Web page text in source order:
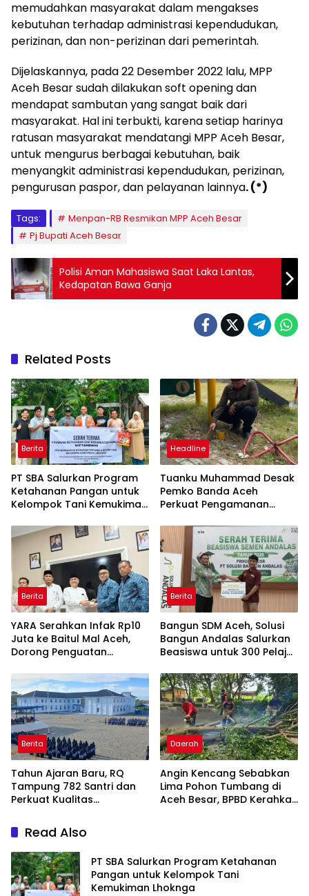
memudahkan masyarakat dalam mengakses
kebutuhan terhadap administrasi kependudukan,
perizinan, dan non-perizinan dari pemerintah.
Dijelaskannya, pada 22 Desember 2022 lalu, MPP
Aceh Besar sudah dilakukan soft opening dan
mendapat sambutan yang sangat baik dari
masyarakat. Hal ini terbukti, karena setiap harinya
ratusan masyarakat mendatangi MPP Aceh Besar,
untuk mengurus berbagai kebutuhan, baik
menyangkit administrasi kependudukan, perizinan,
pengurusan paspor, dan pelayanan lainnya. (*)
Tags:
Menpan-RB Resmikan MPP Aceh Besar
Pj Bupati Aceh Besar
Polisi Aman Mahasiswa Saat Laka Lantas,
Kedapatan Bawa Ganja
Related Posts
Berita
PT SBA Salurkan Program
Ketahanan Pangan untuk
Kelompok Tani Kemukiman
Headline
Tuanku Muhammad Desak
Pemko Banda Aceh
Perkuat Pengamanan
Berita
YARA Serahkan Infak Rp10
Juta ke Baitul Mal Aceh,
Dorong Penguatan
Amanah
Berita
Bangun SDM Aceh, Solusi
Bangun Andalas Salurkan
Beasiswa untuk 300 Pelajar
Berita
Tahun Ajaran Baru, RQ
Tampung 782 Santri dan
Perkuat Kualitas
Daerah
Angin Kencang Sebabkan
Lima Pohon Tumbang di
Aceh Besar, BPBD Kerahkan
Read Also
PT SBA Salurkan Program Ketahanan
Pangan untuk Kelompok Tani
Kemukiman Lhoknga